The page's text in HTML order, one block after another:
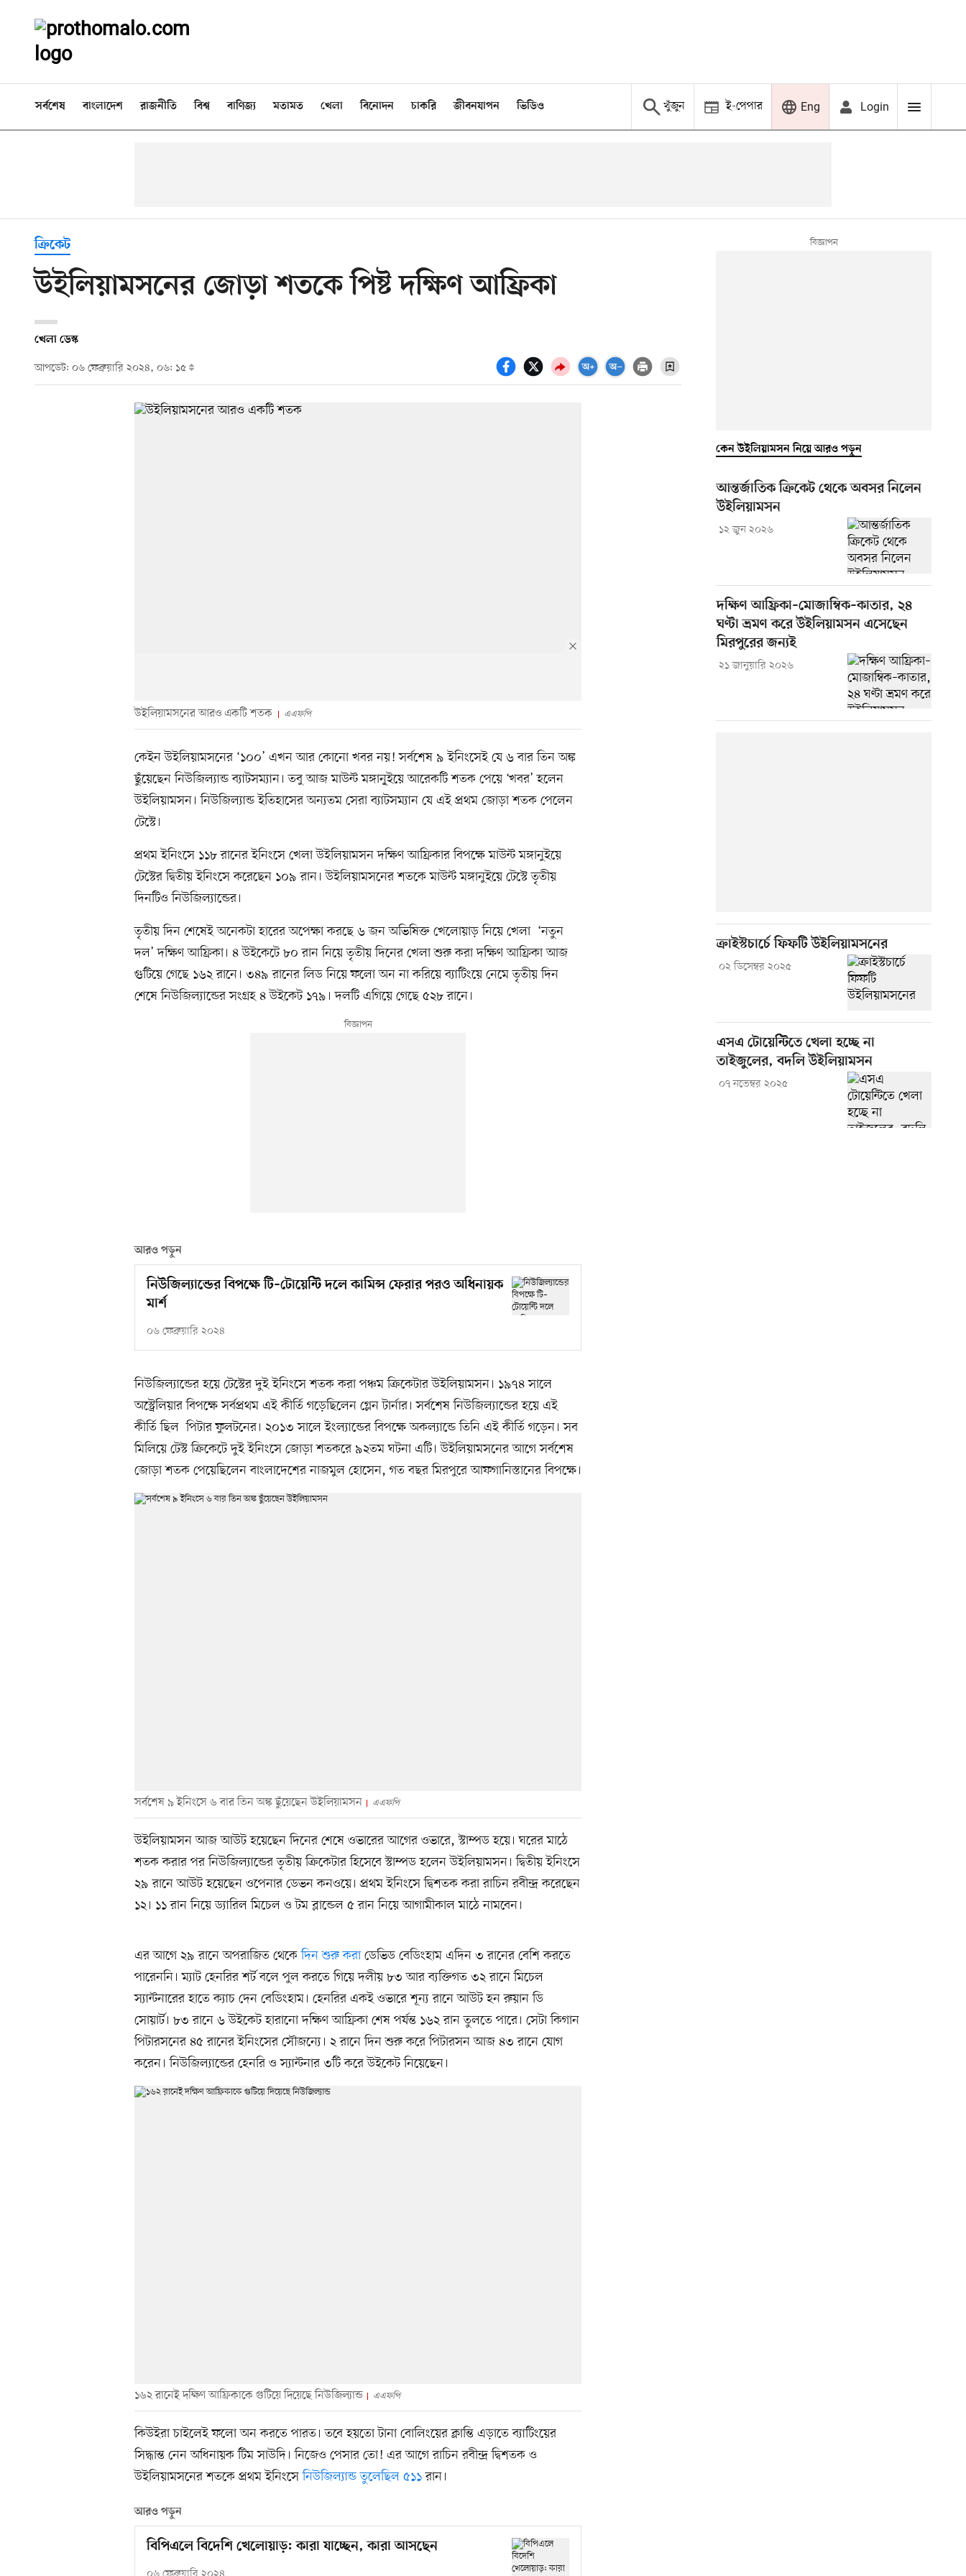
সর্বশেষ বাংলাদেশ রাজনীতি বিশ্ব বাণিজ্য মতামত খেলা বিনোদন চাকরি জীবনযাপন ভিডিও খুঁজুন ই-পেপার Eng Login
ক্রিকেট
উইলিয়ামসনের জোড়া শতকে পিষ্ট দক্ষিণ আফ্রিকা
খেলা ডেস্ক
আপডেট: ০৬ ফেব্রুয়ারি ২০২৪, ০৬: ১৫
উইলিয়ামসনের আরও একটি শতক এএফপি
কেইন উইলিয়ামসনের ‘১০০’ এখন আর কোনো খবর নয়! সর্বশেষ ৯ ইনিংসেই যে ৬ বার তিন অঙ্ক
ছুঁয়েছেন নিউজিল্যান্ড ব্যাটসম্যান। তবু আজ মাউন্ট মঙ্গানু্ইয়ে আরেকটি শতক পেয়ে ‘খবর’ হলেন
উইলিয়ামসন। নিউজিল্যান্ড ইতিহাসের অন্যতম সেরা ব্যাটসম্যান যে এই প্রথম জোড়া শতক পেলেন
টেস্টে।
প্রথম ইনিংসে ১১৮ রানের ইনিংসে খেলা উইলিয়ামসন দক্ষিণ আফ্রিকার বিপক্ষে মাউন্ট মঙ্গানুইয়ে
টেস্টের দ্বিতীয় ইনিংসে করেছেন ১০৯ রান। উইলিয়ামসনের শতকে মাউন্ট মঙ্গানুইয়ে টেস্টে তৃতীয়
দিনটিও নিউজিল্যান্ডের।
তৃতীয় দিন শেষেই অনেকটা হারের অপেক্ষা করছে ৬ জন অভিষিক্ত খেলোয়াড় নিয়ে খেলা ‘নতুন
দল’ দক্ষিণ আফ্রিকা। ৪ উইকেটে ৮০ রান নিয়ে তৃতীয় দিনের খেলা শুরু করা দক্ষিণ আফ্রিকা আজ
গুটিয়ে গেছে ১৬২ রানে। ৩৪৯ রানের লিড নিয়ে ফলো অন না করিয়ে ব্যাটিংয়ে নেমে তৃতীয় দিন
শেষে নিউজিল্যান্ডের সংগ্রহ ৪ উইকেট ১৭৯। দলটি এগিয়ে গেছে ৫২৮ রানে।
আরও পড়ুন
নিউজিল্যান্ডের বিপক্ষে টি–টোয়েন্টি দলে কামিন্স ফেরার পরও অধিনায়ক
মার্শ
০৬ ফেব্রুয়ারি ২০২৪
নিউজিল্যান্ডের হয়ে টেস্টের দুই ইনিংসে শতক করা পঞ্চম ক্রিকেটার উইলিয়ামসন। ১৯৭৪ সালে
অস্ট্রেলিয়ার বিপক্ষে সর্বপ্রথম এই কীর্তি গড়েছিলেন গ্লেন টার্নার। সর্বশেষ নিউজিল্যান্ডের হয়ে এই
কীর্তি ছিল পিটার ফুলটনের। ২০১৩ সালে ইংল্যান্ডের বিপক্ষে অকল্যান্ডে তিনি এই কীর্তি গড়েন। সব
মিলিয়ে টেস্ট ক্রিকেটে দুই ইনিংসে জোড়া শতকরে ৯২তম ঘটনা এটি। উইলিয়ামসনের আগে সর্বশেষ
জোড়া শতক পেয়েছিলেন বাংলাদেশের নাজমুল হোসেন, গত বছর মিরপুরে আফগানিস্তানের বিপক্ষে।
সর্বশেষ ৯ ইনিংসে ৬ বার তিন অঙ্ক ছুঁয়েছেন উইলিয়ামসন এএফপি
উইলিয়ামসন আজ আউট হয়েছেন দিনের শেষে ওভারের আগের ওভারে, স্টাম্পড হয়ে। ঘরের মাঠে
শতক করার পর নিউজিল্যান্ডের তৃতীয় ক্রিকেটার হিসেবে স্টাম্পড হলেন উইলিয়ামসন। দ্বিতীয় ইনিংসে
২৯ রানে আউট হয়েছেন ওপেনার ডেভন কনওয়ে। প্রথম ইনিংসে দ্বিশতক করা রাচিন রবীন্দ্র করেছেন
১২। ১১ রান নিয়ে ড্যারিল মিচেল ও টম ব্লান্ডেল ৫ রান নিয়ে আগামীকাল মাঠে নামবেন।
এর আগে ২৯ রানে অপরাজিত থেকেদিন শুরু করা ডেভিড বেডিংহাম এদিন ৩ রানের বেশি করতে
পারেননি। ম্যাট হেনরির শর্ট বলে পুল করতে গিয়ে দলীয় ৮৩ আর ব্যক্তিগত ৩২ রানে মিচেল
স্যান্টনারের হাতে ক্যাচ দেন বেডিংহাম। হেনরির একই ওভারে শূন্য রানে আউট হন রুয়ান ডি
সোয়ার্ট। ৮৩ রানে ৬ উইকেট হারানো দক্ষিণ আফ্রিকা শেষ পর্যন্ত ১৬২ রান তুলতে পারে। সেটা কিগান
পিটারসনের ৪৫ রানের ইনিংসের সৌজন্যে। ২ রানে দিন শুরু করে পিটারসন আজ ৪৩ রানে যোগ
করেন। নিউজিল্যান্ডের হেনরি ও স্যান্টনার ৩টি করে উইকেট নিয়েছেন।
১৬২ রানেই দক্ষিণ আফ্রিকাকে গুটিয়ে দিয়েছে নিউজিল্যান্ড এএফপি
কিউইরা চাইলেই ফলো অন করতে পারত। তবে হয়তো টানা বোলিংয়ের ক্লান্তি এড়াতে ব্যাটিংয়ের
সিদ্ধান্ত নেন অধিনায়ক টিম সাউদি। নিজেও পেসার তো! এর আগে রাচিন রবীন্দ্র দ্বিশতক ও
উইলিয়ামসনের শতকে প্রথম ইনিংসেনিউজিল্যান্ড তুলেছিল ৫১১রান।
আরও পড়ুন
বিপিএলে বিদেশি খেলোয়াড়: কারা যাচ্ছেন, কারা আসছেন
কেন উইলিয়ামসন নিয়ে আরও পড়ুন
আন্তর্জাতিক ক্রিকেট থেকে অবসর নিলেন
উইলিয়ামসন
১২ জুন ২০২৬
দক্ষিণ আফ্রিকা–মোজাম্বিক–কাতার, ২৪
ঘণ্টা ভ্রমণ করে উইলিয়ামসন এসেছেন
মিরপুরের জন্যই
২১ জানুয়ারি ২০২৬
ক্রাইস্টচার্চে ফিফটি উইলিয়ামসনের
০২ ডিসেম্বর ২০২৫
এসএ টোয়েন্টিতে খেলা হচ্ছে না
তাইজুলের, বদলি উইলিয়ামসন
০৭ নভেম্বর ২০২৫